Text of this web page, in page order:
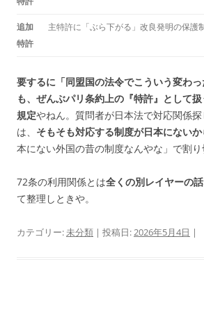
追加
特許
主特許に「ぶら下がる」改良発明の保護
要するに「同盟国の法令でこういう変わ
も、ぜんぶパリ条約上の『特許』として
規定やねん。質問者が日本法で対応関係
は、 そもそも対応する制度が日本にないか
本にない外国の昔の制度なんやな」で割り
72条の利用関係とは全くの別レイヤーの話
て整理しときや。
カテゴリー:未分類 | 投稿日:2026年5月4日 |